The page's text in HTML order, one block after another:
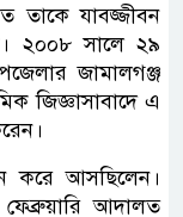
যাবজ্জীবন
২০০৮ সালে ২৯
জামালগঞ্জ
জিজ্ঞাসাবাদে এ
করে আসছিলেন।
ফেব্রুয়ারি আদালত